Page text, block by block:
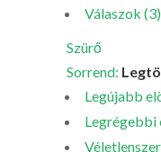
Válaszok (3)
Szürő
Sorrend:
Legújabb
Legrégebbi